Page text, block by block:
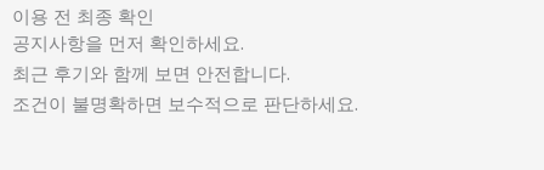
이용 전 최종 확인
공지사항을 먼저 확인하세요.
최근 후기와 함께 보면 안전합니다.
조건이 불명확하면 보수적으로 판단하세요.